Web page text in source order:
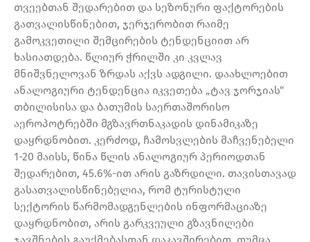
თვეებთან შედარებით და სეზონური ფაქტორების
გათვალისწინებით, ჯერჯერობით რაიმე
გამოკვეთილი შემცირების ტენდენციით არ
ხასიათდება. წლიურ ჭრილში კი კვლავ
მნიშვნელოვან ზრდას აქვს ადგილი. დაახლოებით
ანალოგიური ტენდენცია იკვეთება „ტავ ჯორჯიას“
თბილისისა და ბათუმის საერთაშორისო
აეროპოტრებში მგზავრთნაკადის დინამიკაზე
დაყრდნობით. კერძოდ, ჩამოსვლების მაჩვენებელი
1-20 მაისს, წინა წლის ანალოგიურ პერიოდთან
შედარებით, 45.6%-ით არის გაზრდილი. თავისთავად
გასათვალისწინებელია, რომ ტურისტული
სექტორის წარმომადგენლების ინფორმაციაზე
დაყრდნობით, არის გარკვეული გზავნილები